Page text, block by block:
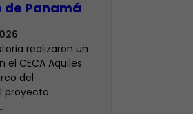
Panamá
realizaron un
el CECA Aquiles
del
proyecto